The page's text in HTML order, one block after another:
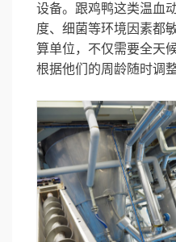
设备。跟鸡鸭这类温血
度、细菌等环境因素都
算单位，不仅需要全天
根据他们的周龄随时调